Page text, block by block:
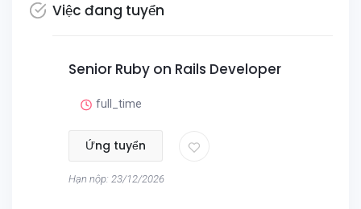
Việc đang tuyển
Senior Ruby on Rails Developer
full_time
Ứng tuyển
Hạn nộp: 23/12/2026